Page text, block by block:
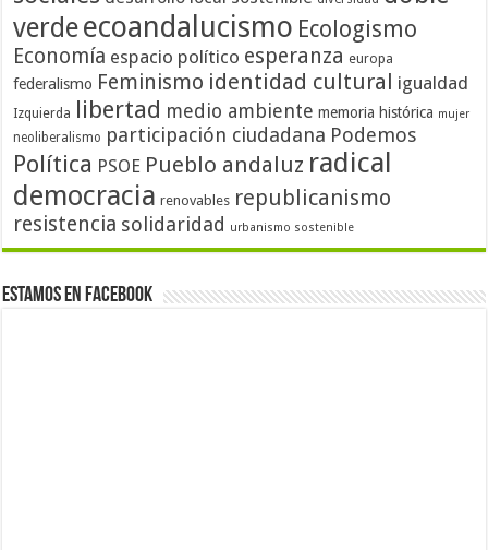
verdeecoandalucismo Ecologismo
Economía espacio político esperanza europa
federalismo Feminismo identidad cultural igualdad
Izquierda libertad medio ambiente memoria histórica mujer
neoliberalismo participación ciudadana Podemos
Política PSOE Pueblo andaluz radical
democracia renovables republicanismo
resistencia solidaridad urbanismo sostenible
Estamos en Facebook